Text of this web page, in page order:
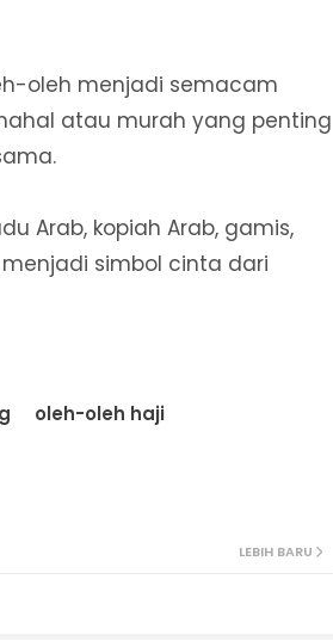
oleh menjadi semacam
atau murah yang penting
Arab, kopiah Arab, gamis,
simbol cinta dari
oleh-oleh haji
LEBIH BARU